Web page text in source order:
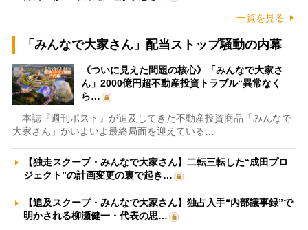
一覧を見る
「みんなで大家さん」配当ストップ騒動の内幕
《ついに見えた問題の核心》「みんなで大家さ
ん」2000億円超不動産投資トラブル“異常なく
ら…
本誌『週刊ポスト』が追及してきた不動産投資商品「みんなで
大家さん」がいよいよ最終局面を迎えている…
【独走スクープ・みんなで大家さん】二転三転した“成田プロ
ジェクト”の計画変更の裏で起き…
【追及スクープ・みんなで大家さん】独占入手“内部議事録”で
明かされる柳瀬健一・代表の思…